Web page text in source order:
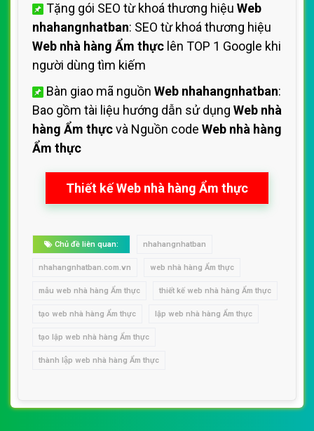
Tặng gói SEO từ khoá thương hiệu Web
nhahangnhatban: SEO từ khoá thương hiệu
Web nhà hàng Ẩm thực lên TOP 1 Google khi
người dùng tìm kiếm
Bàn giao mã nguồn Web nhahangnhatban:
Bao gồm tài liệu hướng dẫn sử dụng Web nhà
hàng Ẩm thựcvà Nguồn code Web nhà hàng
Ẩm thực
Thiết kế Web nhà hàng Ẩm thực
Chủ đề liên quan: nhahangnhatban
nhahangnhatban.com.vn web nhà hàng Ẩm thực
mẫu web nhà hàng Ẩm thực thiết kế web nhà hàng Ẩm thực
tạo web nhà hàng Ẩm thực lập web nhà hàng Ẩm thực
tạo lập web nhà hàng Ẩm thực
thành lập web nhà hàng Ẩm thực